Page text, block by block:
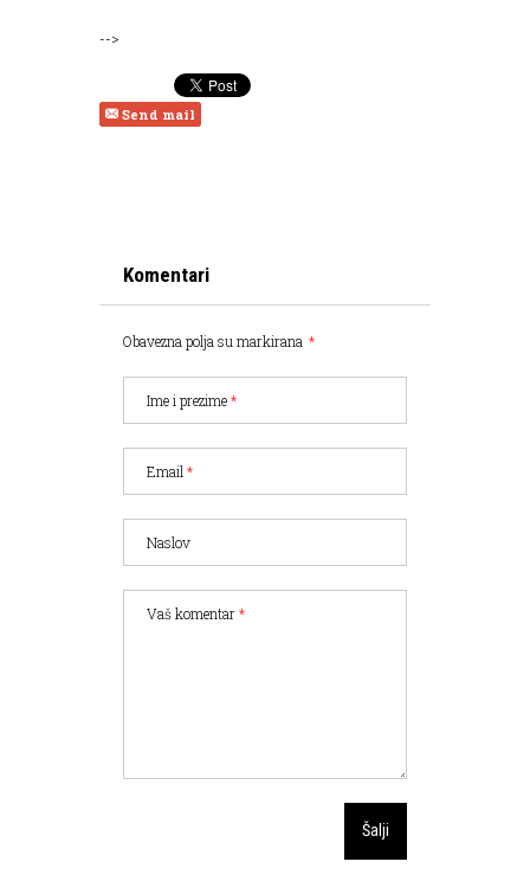
-->
Send mail
Komentari
Obavezna polja su markirana *
Ime i prezime*
Email *
Naslov
Vaš komentar*